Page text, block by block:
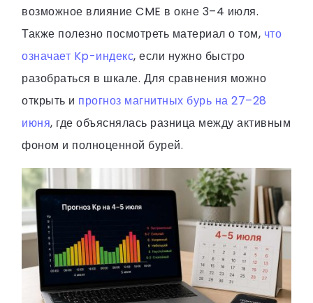
возможное влияние CME в окне 3–4 июля.
Также полезно посмотреть материал о том, что
означает Kp-индекс, если нужно быстро
разобраться в шкале. Для сравнения можно
открыть и прогноз магнитных бурь на 27–28
июня, где объяснялась разница между активным
фоном и полноценной бурей.